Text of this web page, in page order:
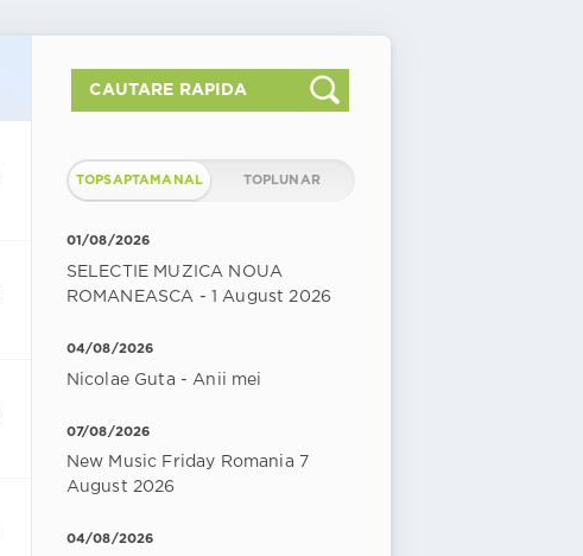
TOPSAPTAMANAL TOPLUNAR
01/08/2026
SELECTIE MUZICA NOUA
ROMANEASCA - 1 August 2026
04/08/2026
Nicolae Guta - Anii mei
07/08/2026
New Music Friday Romania 7
August 2026
04/08/2026